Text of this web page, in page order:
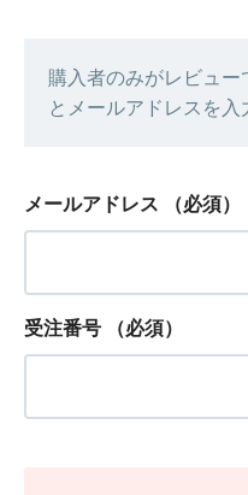
購入者のみがレビュ
とメールアドレスを入
メールアドレス （必須）
受注番号 （必須）